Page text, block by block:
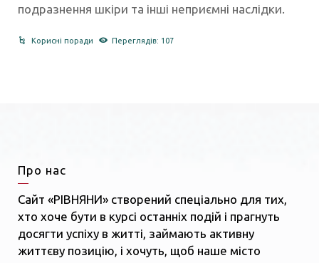
подразнення шкіри та інші неприємні наслідки.
Корисні поради Переглядів: 107
Про нас
Сайт «РІВНЯНИ» створений спеціально для тих,
хто хоче бути в курсі останніх подій і прагнуть
досягти успіху в житті, займають активну
життєву позицію, і хочуть, щоб наше місто